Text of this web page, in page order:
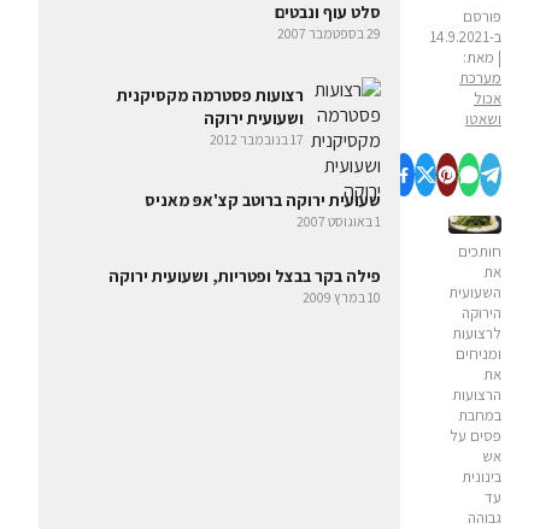
פורסם
ב-14.9.2021
| מאת:
מערכת
אכול
ושאטו
חותכים
את
השעועית
הירוקה
לרצועות
ומניחים
את
הרצועות
במחבת
פסים על
אש
בינונית
עד
גבוהה
סלט עוף ונבטים
29 בספטמבר 2007
רצועות פסטרמה מקסיקנית
ושעועית ירוקה
17 בנובמבר 2012
שעועית ירוקה ברוטב קצ'אפּ מאניס
1 באוגוסט 2007
פילה בקר בבצל ופטריות, ושעועית ירוקה
10 במרץ 2009